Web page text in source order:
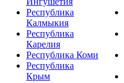
Республика
Калмыкия
Республика
Карелия
Республика Коми
Республика
Крым